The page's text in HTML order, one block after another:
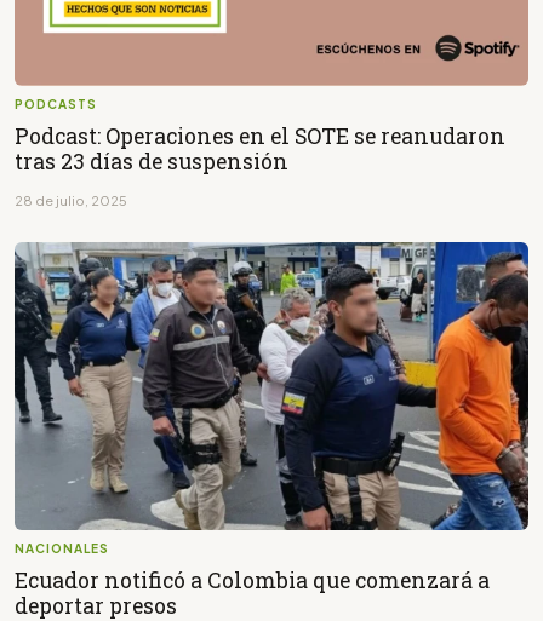
PODCASTS
Podcast: Operaciones en el SOTE se reanudaron
tras 23 días de suspensión
28 de julio, 2025
NACIONALES
Ecuador notificó a Colombia que comenzará a
deportar presos